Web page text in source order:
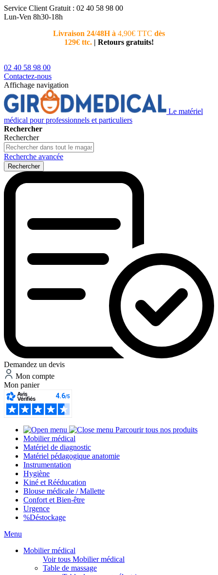
Service Client Gratuit : 02 40 58 98 00
Lun-Ven 8h30-18h
Livraison 24/48H à 4,90€ TTC dès
129€ ttc. | Retours gratuits!
02 40 58 98 00
Contactez-nous
Affichage navigation
Le matériel
médical pour professionnels et particuliers
Rechercher
Rechercher
Recherche avancée
Rechercher
Demandez un devis
Mon compte
Mon panier
Parcourir tous nos produits
Mobilier médical
Matériel de diagnostic
Matériel pédagogique anatomie
Instrumentation
Hygiène
Kiné et Rééducation
Blouse médicale / Mallette
Confort et Bien-être
Urgence
%Déstockage
Menu
Mobilier médical
Voir tous Mobilier médical
Table de massage